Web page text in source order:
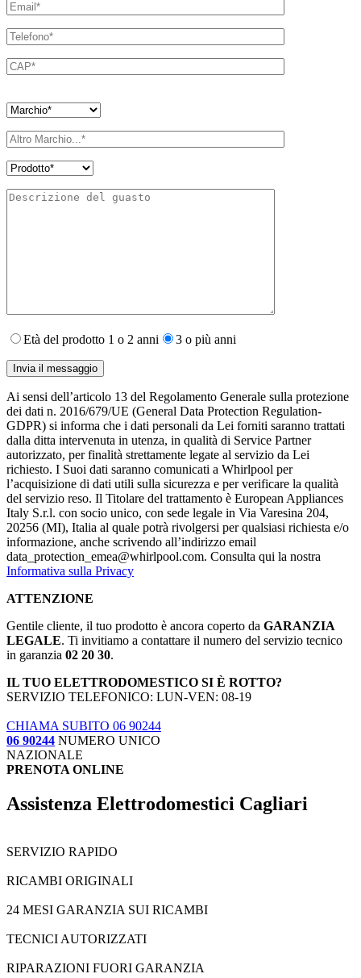
Età del prodotto 1 o 2 anni 3 o più anni
Ai sensi dell’articolo 13 del Regolamento Generale sulla protezione
dei dati n. 2016/679/UE (General Data Protection Regulation-
GDPR) si informa che i dati personali da Lei forniti saranno​ trattati
dalla ditta intervenuta in utenza,​ in qualità di Service Partner
autorizzato, per finalità strettamente legate al servizio da Lei
richiesto. I S​uoi dati saranno comunicati a Whirlpool per
l’acquisizione di dati utili sulla sicurezza e per verificare la qualità
del servizio reso. Il Titolare del trattamento è European Appliances
Italy S.r.l. con socio unico, con sede legale in Via Varesina 204,
20256 (MI), Italia al quale potrà rivolgersi per qualsiasi richiesta e/o
informazione, anche scrivendo all’indirizzo email
data_protection_emea@whirlpool.com. Consulta qui la nostra
Informativa sulla Privacy
ATTENZIONE
Gentile cliente, il tuo prodotto è ancora coperto da GARANZIA
LEGALE. Ti invitiamo a contattare il numero del servizio tecnico
in garanzia 02 20 30.
IL TUO ELETTRODOMESTICO SI È ROTTO?
SERVIZIO TELEFONICO: LUN-VEN: 08-19
CHIAMA SUBITO 06 90244
06 90244 NUMERO UNICO
NAZIONALE
PRENOTA ONLINE
Assistenza Elettrodomestici Cagliari
SERVIZIO RAPIDO
RICAMBI ORIGINALI
24 MESI GARANZIA SUI RICAMBI
TECNICI AUTORIZZATI
RIPARAZIONI FUORI GARANZIA